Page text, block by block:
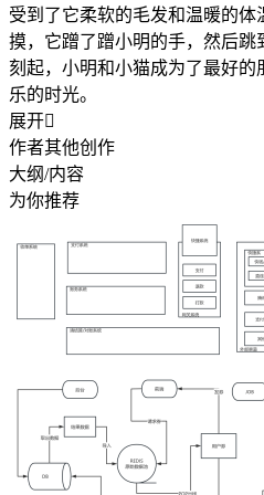
受到了它柔软的毛发和温暖的
摸，它蹭了蹭小明的手，然后
刻起，小明和小猫成为了最好
乐的时光。
展开
作者其他创作
大纲/内容
为你推荐